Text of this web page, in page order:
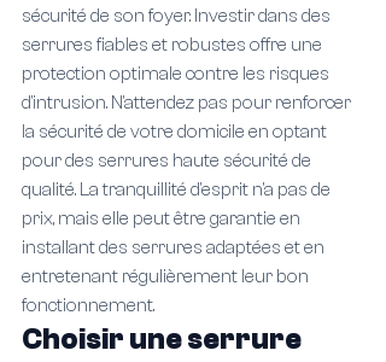
sécurité de son foyer. Investir dans des
serrures fiables et robustes offre une
protection optimale contre les risques
d'intrusion. N'attendez pas pour renforcer
la sécurité de votre domicile en optant
pour des serrures haute sécurité de
qualité. La tranquillité d'esprit n'a pas de
prix, mais elle peut être garantie en
installant des serrures adaptées et en
entretenant régulièrement leur bon
fonctionnement.
Choisir une serrure